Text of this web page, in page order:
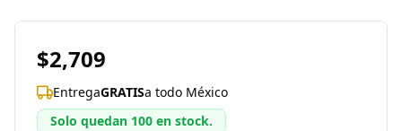
$2,709
EntregaGRATISa todo México
Solo quedan 100 en stock.